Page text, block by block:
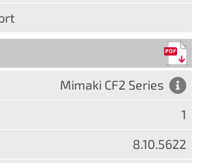
Mimaki CF2 Series
1
8.10.5622